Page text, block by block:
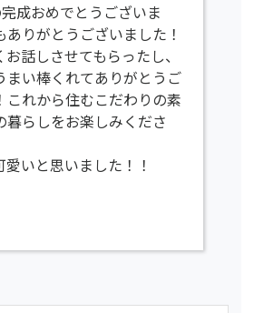
成おめでとうございま
ありがとうございました！
話しさせてもらったし、
まい棒くれてありがとうご
これから住むこだわりの素
暮らしをお楽しみくださ
いと思いました！！